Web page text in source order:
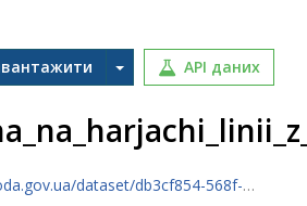
API даних
4c96-9828-ddc05ccb45c0/resource/7e106e7b-f70e-48ab-8f93-a693f6e0428d/download/vodoprov7.csv